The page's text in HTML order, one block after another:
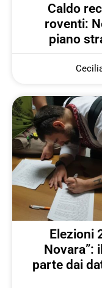
Caldo
roventi:
piano
Elezioni
Novara”:
parte dai